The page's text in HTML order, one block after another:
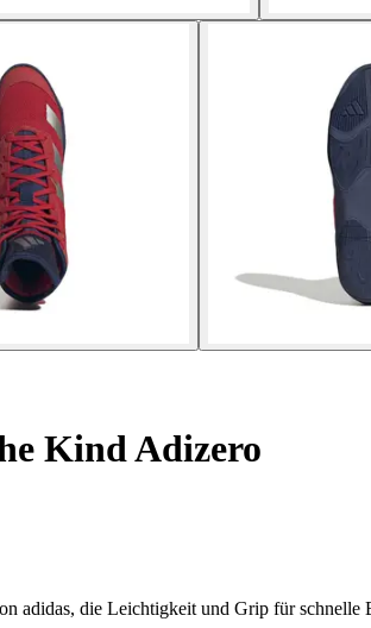
Kind Adizero
adidas, die Leichtigkeit und Grip für schnelle